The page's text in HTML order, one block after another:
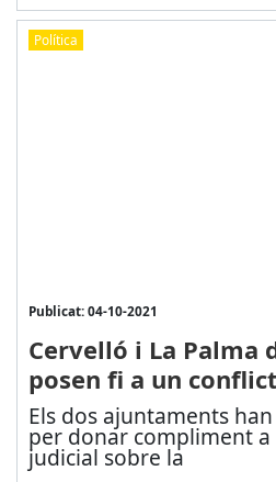
Política
Publicat: 04-10-2021
Cervelló i La Palma
posen fi a un
Els dos ajuntaments
per donar compliment a
judicial sobre la